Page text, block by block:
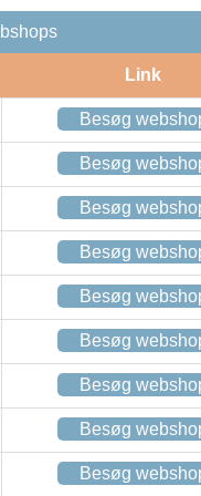
Link
Besøg
Besøg
Besøg
Besøg
Besøg
Besøg
Besøg
Besøg
Besøg